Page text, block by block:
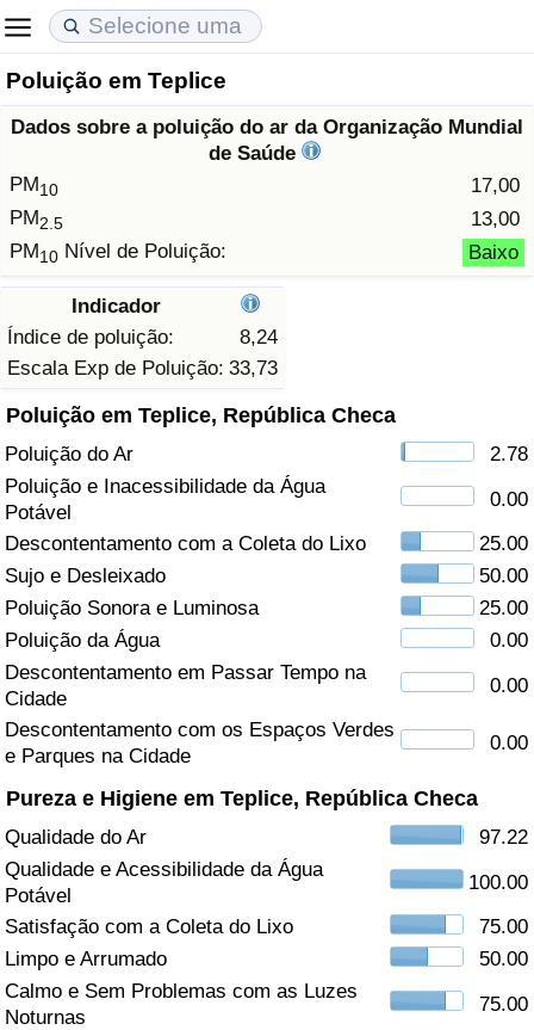
Poluição em Teplice
Dados sobre a poluição do ar da Organização Mundial
de Saúde
PM10
17,00
PM2.5
13,00
PM10 Nível de Poluição: Baixo
Indicador
Índice de poluição:
8,24
Escala Exp de Poluição: 33,73
Poluição em Teplice, República Checa
Poluição do Ar
2.78
Poluição e Inacessibilidade da Água
Potável
0.00
Descontentamento com a Coleta do Lixo
25.00
Sujo e Desleixado
50.00
Poluição Sonora e Luminosa
25.00
Poluição da Água
0.00
Descontentamento em Passar Tempo na
Cidade
0.00
Descontentamento com os Espaços Verdes
e Parques na Cidade
0.00
Pureza e Higiene em Teplice, República Checa
Qualidade do Ar
97.22
Qualidade e Acessibilidade da Água
Potável
100.00
Satisfação com a Coleta do Lixo
75.00
Limpo e Arrumado
50.00
Calmo e Sem Problemas com as Luzes
Noturnas
75.00
Custo de Vida
Indicador de Custo de Vida (Atual)
Indicador de Custo de Vida
em Aqaba
Preços de Imóveis
Indicador de Preços de Imóveis (Atual)
Indicador de Preços de Imóveis
Qualidade de Vida
Indicador de Qualidade de Vida
Indicador de Qualidade de Vida (Atual)
Crime
Taxa do Indicador de Crime (Atual)
Indicador de Crime
Índice de criminalidade por país
Saúde
Indicador de Saúde (Atual)
Indicador de Saúde
Indicador de Saúde por País
Indicador de Poluição (Atual)
Índice de poluição
Indicador de Poluição por País